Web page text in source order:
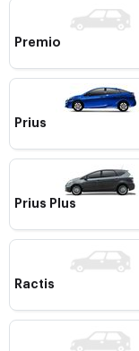
Premio
Prius
Prius Plus
Ractis